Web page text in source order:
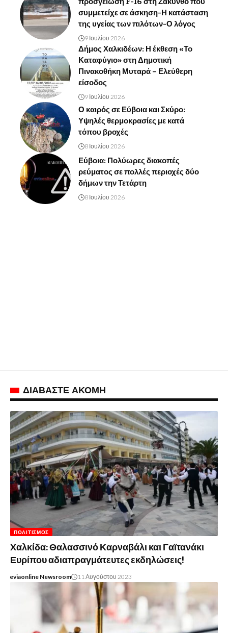
συμμετείχε σε άσκηση-Η κατάσταση
της υγείας των πιλότων-Ο λόγος
9 Ιουλίου 2026
Δήμος Χαλκιδέων: Η έκθεση «Το
Καταφύγιο» στη Δημοτική
Πινακοθήκη Μυταρά – Ελεύθερη
είσοδος
9 Ιουλίου 2026
Ο καιρός σε Εύβοια και Σκύρο:
Υψηλές θερμοκρασίες με κατά
τόπου βροχές
8 Ιουλίου 2026
Εύβοια: Πολύωρες διακοπές
ρεύματος σε πολλές περιοχές δύο
δήμων την Τετάρτη
8 Ιουλίου 2026
ΔΙΑΒΑΣΤΕ ΑΚΟΜΗ
ΠΟΛΙΤΙΣΜΌΣ
Χαλκίδα: Θαλασσινό Καρναβάλι και Γαϊτανάκι
Ευρίπου αδιαπραγμάτευτες εκδηλώσεις!
eviaonline Newsroom 11 Αυγούστου 2023